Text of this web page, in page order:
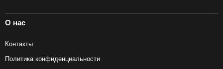
О нас
Контакты
Политика конфиденциальности